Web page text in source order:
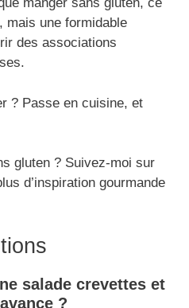
mais une formidable
des associations
? Passe en cuisine, et
gluten ? Suivez-moi sur
d’inspiration gourmande
salade crevettes et
?